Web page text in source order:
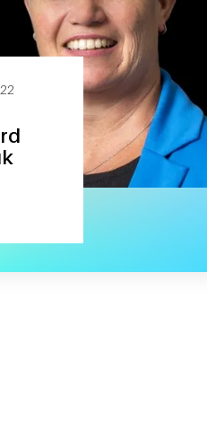
“ineens werd mijn leven